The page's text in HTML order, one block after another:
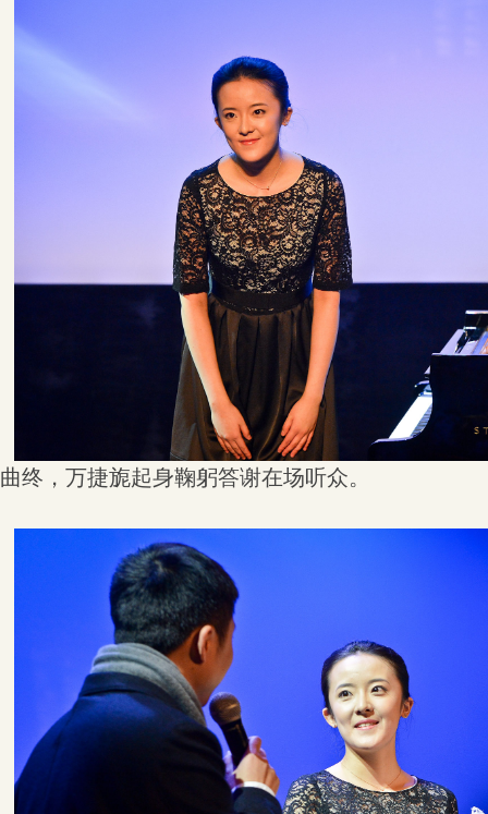
曲终，万捷旎起身鞠躬答谢在场听众。